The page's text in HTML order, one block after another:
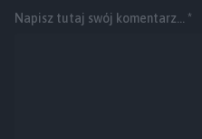
Napisz tutaj swój komentarz... *